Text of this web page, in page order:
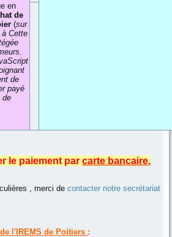
en
de
(sur
àCette
de
payé
de
le paiement parcarte bancaire,
, merci decontacter notre secrétariat
l'IREMS de Poitiers :